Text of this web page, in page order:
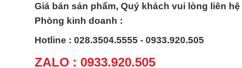
Giá bán sản phẩm, Quý khách vui lòng liên hệ
Phòng kinh doanh :
Hotline : 028.3504.5555 - 0933.920.505
ZALO : 0933.920.505